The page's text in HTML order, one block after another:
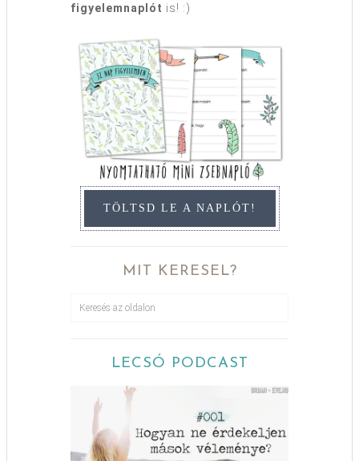
figyelemnaplót is! :)
TÖLTSD LE A NAPLÓT!
MIT KERESEL?
LECSÓ PODCAST